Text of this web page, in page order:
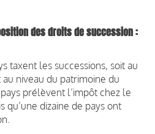
des droits de succession :
taxent les successions, soit au
niveau du patrimoine du
prélèvent l’impôt chez le
qu’une dizaine de pays ont